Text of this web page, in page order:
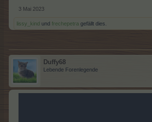
3 Mai 2023
lissy_kind und frechepetra gefällt dies.
Duffy68
Lebende Forenlegende